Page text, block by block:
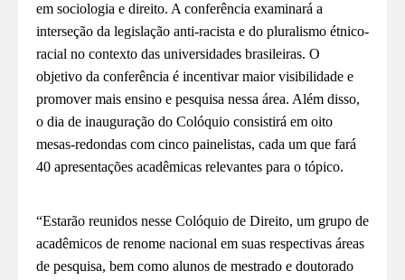
em sociologia e direito. A conferência examinará a
interseção da legislação anti-racista e do pluralismo étnico-
racial no contexto das universidades brasileiras. O
objetivo da conferência é incentivar maior visibilidade e
promover mais ensino e pesquisa nessa área. Além disso,
o dia de inauguração do Colóquio consistirá em oito
mesas-redondas com cinco painelistas, cada um que fará
40 apresentações acadêmicas relevantes para o tópico.
“Estarão reunidos nesse Colóquio de Direito, um grupo de
acadêmicos de renome nacional em suas respectivas áreas
de pesquisa, bem como alunos de mestrado e doutorado